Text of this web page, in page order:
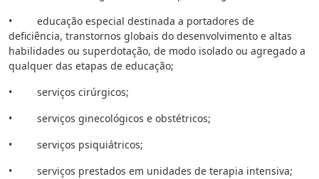
• educação especial destinada a portadores de
deficiência, transtornos globais do desenvolvimento e altas
habilidades ou superdotação, de modo isolado ou agregado a
qualquer das etapas de educação;
• serviços cirúrgicos;
• serviços ginecológicos e obstétricos;
• serviços psiquiátricos;
• serviços prestados em unidades de terapia intensiva;